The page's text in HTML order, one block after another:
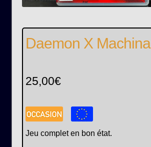
Daemon X Machina
25,00€
Jeu complet en bon état.